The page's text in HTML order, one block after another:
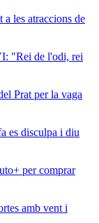
a les atraccions de
"Rei de l'odi, rei
Prat per la vaga
es disculpa i diu
per comprar
amb vent i